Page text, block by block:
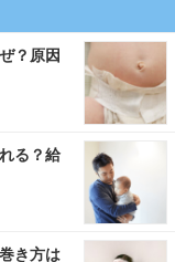
？原因
る？給
き方は